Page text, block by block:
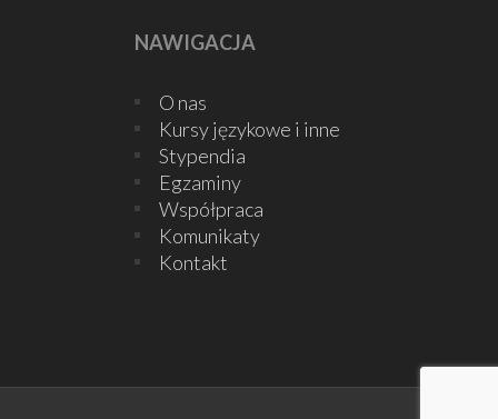
NAWIGACJA
O nas
Kursy językowe i inne
Stypendia
Egzaminy
Współpraca
Komunikaty
Kontakt